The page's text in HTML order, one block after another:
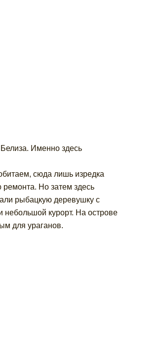
Именно здесь
сюда лишь изредка
ремонта. Но затем здесь
рыбацкую деревушку с
небольшой курорт. На острове
для ураганов.